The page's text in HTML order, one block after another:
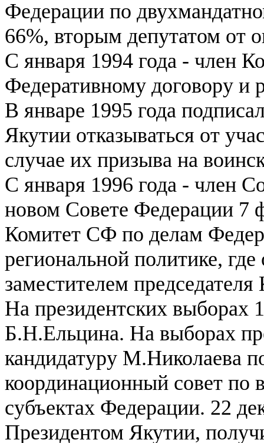
Федерации по
66%, вторым депутатом от
С января 1994 года - член
Федеративному договору и
В январе 1995 года
Якутии отказываться от
случае их призыва на
С января 1996 года - член
новом Совете Федерации 7
Комитет СФ по делам
региональной политике,
заместителем председателя
На президентских выборах
Б.Н.Ельцина. На выборах
кандидатуру М.Николаева
координационный совет по
субъектах Федерации. 22
Президентом Якутии,